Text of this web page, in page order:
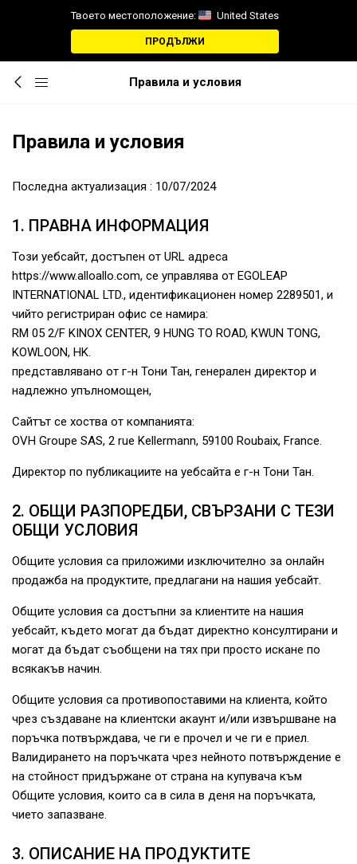
Твоето местоположение: United States
ПРОДЪЛЖИ
Правила и условия
Правила и условия
Последна актуализация : 10/07/2024
1. ПРАВНА ИНФОРМАЦИЯ
Този уебсайт, достъпен от URL адреса
https://www.alloallo.com, се управлява от EGOLEAP
INTERNATIONAL LTD., идентификационен номер 2289501, и
чийто регистриран офис се намира:
RM 05 2/F KINOX CENTER, 9 HUNG TO ROAD, KWUN TONG,
KOWLOON, HK.
представлявано от г-н Тони Тан, генерален директор и
надлежно упълномощен,
Сайтът се хоства от компанията:
OVH Groupe SAS, 2 rue Kellermann, 59100 Roubaix, France.
Директор по публикациите на уебсайта е г-н Тони Тан.
2. ОБЩИ РАЗПОРЕДБИ, СВЪРЗАНИ С ТЕЗИ
ОБЩИ УСЛОВИЯ
Общите условия са приложими изключително за онлайн
продажба на продуктите, предлагани на нашия уебсайт.
Общите условия са достъпни за клиентите на нашия
уебсайт, където могат да бъдат директно консултирани и
могат да бъдат съобщени на тях при просто искане по
всякакъв начин.
Общите условия са противопоставими на клиента, който
чрез създаване на клиентски акаунт и/или извършване на
поръчка потвърждава, че ги е прочел и че ги е приел.
Валидирането на поръчката чрез нейното потвърждение е
на стойност придържане от страна на купувача към
Общите условия, които са в сила в деня на поръчката,
чието запазване.
3. ОПИСАНИЕ НА ПРОДУКТИТЕ